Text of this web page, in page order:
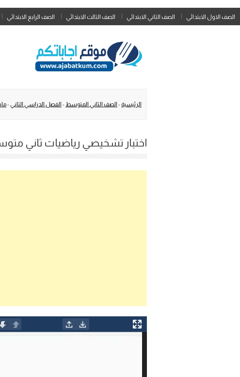
الصف الاول الابتدائي الصف الثاني الابتدائي الصف الثالث الابتدائي الصف الرابع الابتدائي
الرئيسية - الصف الثاني المتوسط - الفصل الدراسي الثاني -
اختبار تشخيصي رياضيات ثاني متوسط